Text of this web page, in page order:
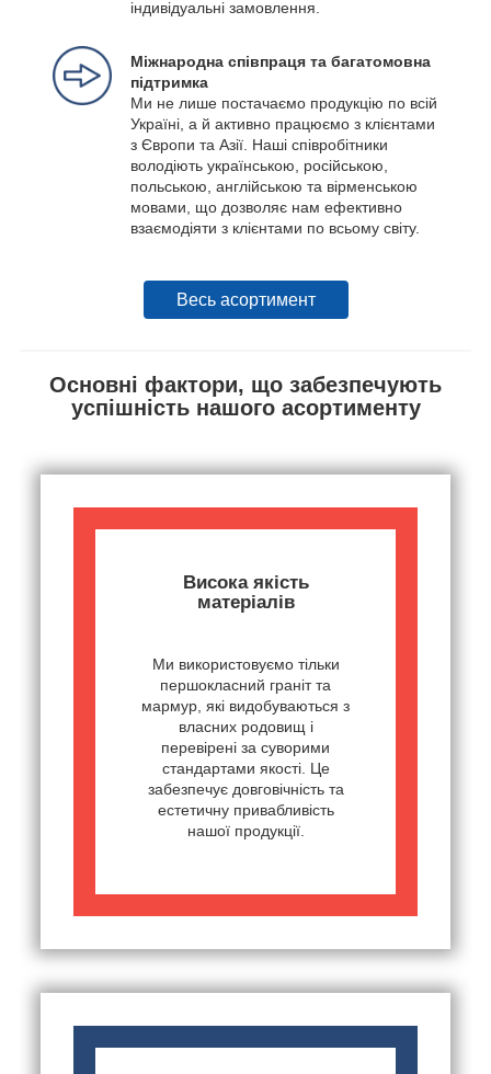
індивідуальні замовлення.
Міжнародна співпраця та багатомовна
підтримка
Ми не лише постачаємо продукцію по всій
Україні, а й активно працюємо з клієнтами
з Європи та Азії. Наші співробітники
володіють українською, російською,
польською, англійською та вірменською
мовами, що дозволяє нам ефективно
взаємодіяти з клієнтами по всьому світу.
Весь асортимент
Основні фактори, що забезпечують
успішність нашого асортименту
Висока якість
матеріалів
Ми використовуємо тільки
першокласний граніт та
мармур, які видобуваються з
власних родовищ і
перевірені за суворими
стандартами якості. Це
забезпечує довговічність та
естетичну привабливість
нашої продукції.